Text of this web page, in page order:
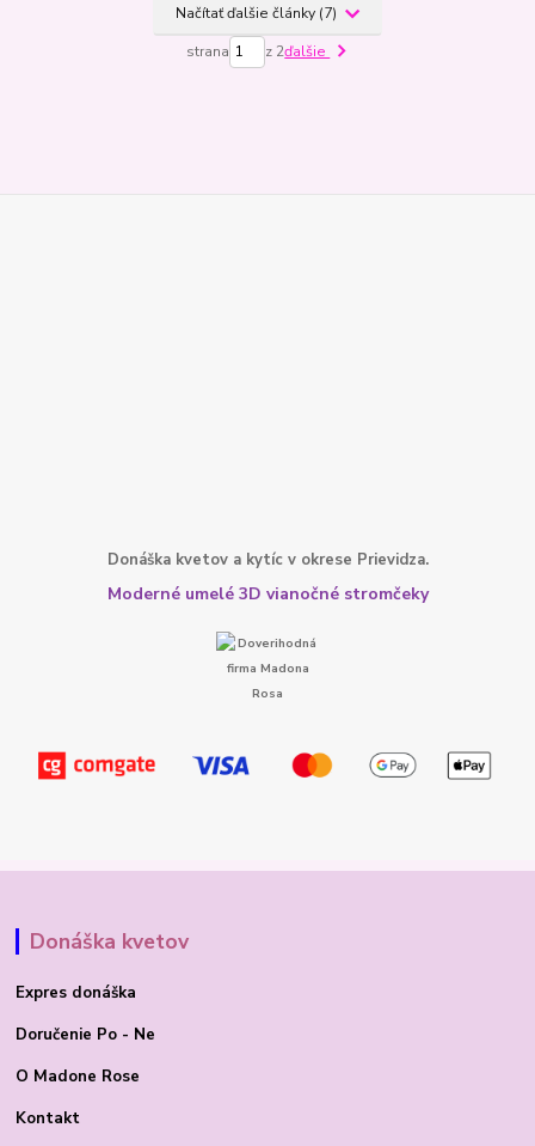
Načítať ďalšie články (7)
strana z 2ďalšie
Donáška kvetov a kytíc v okrese Prievidza.
Moderné umelé 3D vianočné stromčeky
Donáška kvetov
Expres donáška
Doručenie Po - Ne
O Madone Rose
Kontakt